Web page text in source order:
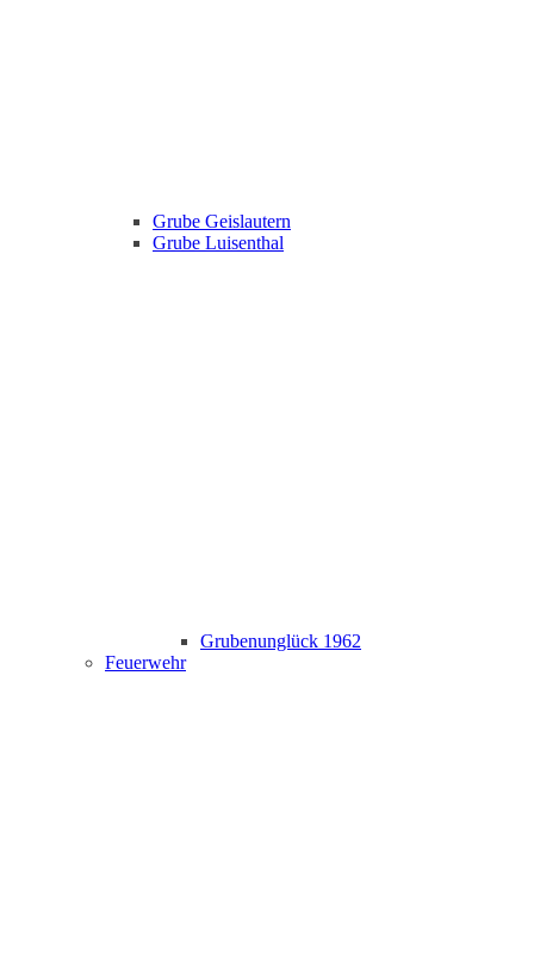
Grube Geislautern
Grube Luisenthal
Grubenunglück 1962
Feuerwehr